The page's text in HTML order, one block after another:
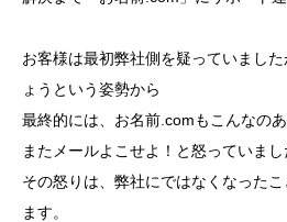
お客様は最初弊社側を疑っていまし
ょうという姿勢から
最終的には、お名前.comもこんなの
またメールよこせよ！と怒っていま
その怒りは、弊社にではなくなった
ます。